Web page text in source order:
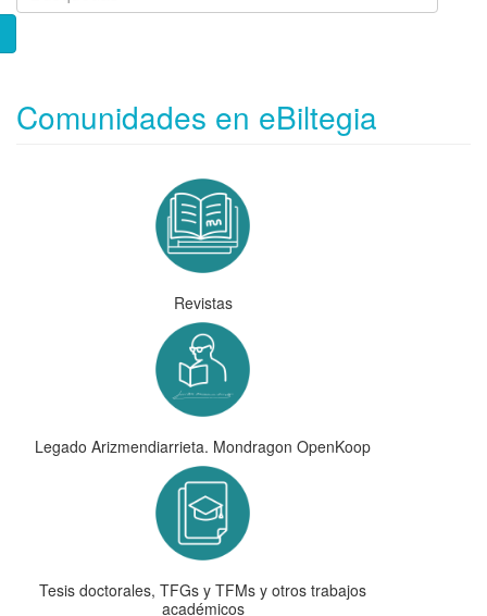
Comunidades en eBiltegia
Revistas
Legado Arizmendiarrieta. Mondragon OpenKoop
Tesis doctorales, TFGs y TFMs y otros trabajos
académicos